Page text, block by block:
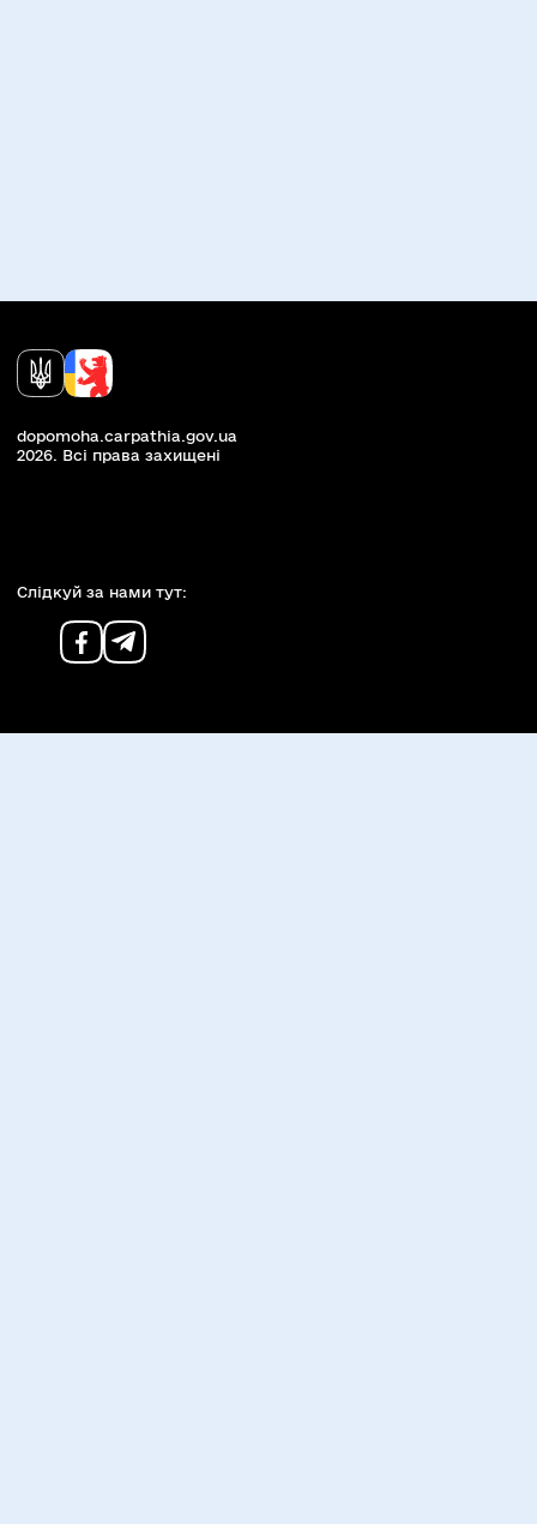
dopomoha.carpathia.gov.ua
2026. Всi права захищенi
Слiдкуй за нами тут: